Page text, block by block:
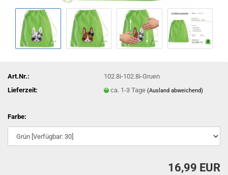
Art.Nr.:
102.8i-102.8i-Gruen
Lieferzeit:
ca. 1-3 Tage(Ausland abweichend)
Farbe:
16,99 EUR